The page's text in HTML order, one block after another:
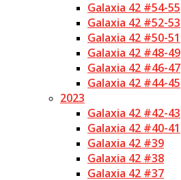
Galaxia 42 #54-55
Galaxia 42 #52-53
Galaxia 42 #50-51
Galaxia 42 #48-49
Galaxia 42 #46-47
Galaxia 42 #44-45
2023
Galaxia 42 #42-43
Galaxia 42 #40-41
Galaxia 42 #39
Galaxia 42 #38
Galaxia 42 #37